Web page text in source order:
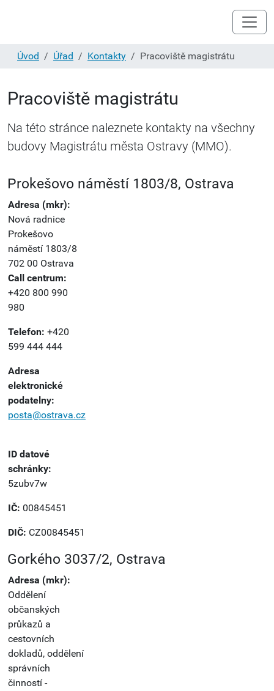
Úvod Úřad Kontakty Pracoviště magistrátu
Pracoviště magistrátu
Na této stránce naleznete kontakty na všechny
budovy Magistrátu města Ostravy (MMO).
Prokešovo náměstí 1803/8, Ostrava
Adresa (mkr):
Nová radnice
Prokešovo
náměstí 1803/8
702 00 Ostrava
Call centrum:
+420 800 990
980
Telefon: +420
599 444 444
Adresa
elektronické
podatelny:
posta@ostrava.cz
ID datové
schránky:
5zubv7w
IČ: 00845451
DIČ: CZ00845451
Gorkého 3037/2, Ostrava
Adresa (mkr):
Oddělení
občanských
průkazů a
cestovních
dokladů, oddělení
správních
činností -